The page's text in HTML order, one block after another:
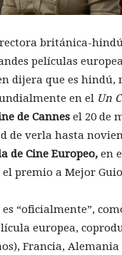
británica-
películas
dijera que es hindú,
en el Un
de Cannes el 20 de
de verla hasta
de Cine Europeo, en
premio a Mejor
es “oficialmente”,
europea,
Francia,